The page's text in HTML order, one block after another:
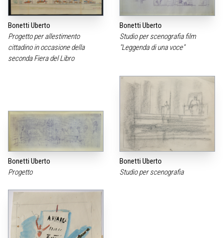
Bonetti Uberto
Progetto per allestimento
cittadino in occasione della
seconda Fiera del Libro
Bonetti Uberto
Studio per scenografia film
"Leggenda di una voce"
Bonetti Uberto
Progetto
Bonetti Uberto
Studio per scenografia